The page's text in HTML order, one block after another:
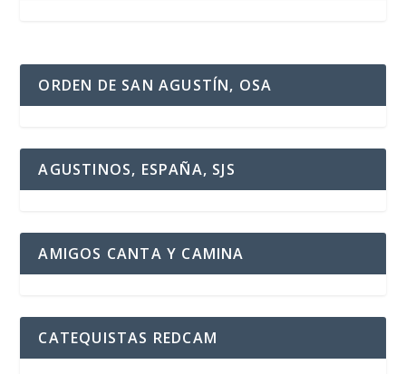
ORDEN DE SAN AGUSTÍN, OSA
AGUSTINOS, ESPAÑA, SJS
AMIGOS CANTA Y CAMINA
CATEQUISTAS REDCAM